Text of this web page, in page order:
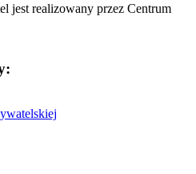
jest realizowany przez Centrum